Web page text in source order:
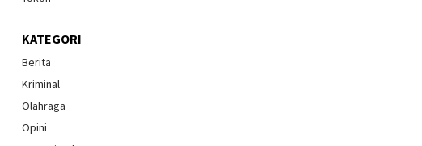
KATEGORI
Berita
Kriminal
Olahraga
Opini